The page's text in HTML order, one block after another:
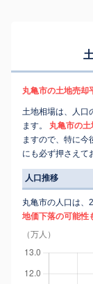
丸亀市の土地売却
土地相場は、人口
ます。
丸亀市の
ますので、特に今
にも必ず押さえて
人口推移
丸亀市の人口は、
地価下落の可能性
（万人）